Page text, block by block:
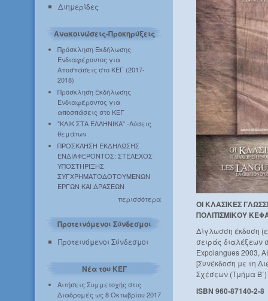
Διημερίδες
Ανακοινώσεις-Προκηρύξεις
Πρόσκληση Εκδήλωσης
Ενδιαφέροντος για
Αποσπάσεις στο ΚΕΓ (2017-
2018)
Πρόσκληση Εκδήλωσης
Ενδιαφέροντος για
αποσπάσεις στο ΚΕΓ
"ΚΛΙΚ ΣΤΑ ΕΛΛΗΝΙΚΑ" -Λύσεις
θεμάτων
ΠΡΟΣΚΛΗΣΗ ΕΚΔΗΛΩΣΗΣ
ΕΝΔΙΑΦΕΡΟΝΤΟΣ: ΣΤΕΛΕΧΟΣ
ΥΠΟΣΤΗΡΙΞΗΣ
ΣΥΓΧΡΗΜΑΤΟΔΟΤΟΥΜΕΝΩΝ
ΕΡΓΩΝ ΚΑΙ ΔΡΑΣΕΩΝ
περισσότερα
Προτεινόμενοι Σύνδεσμοι
Προτεινόμενοι Σύνδεσμοι
Νέα του ΚΕΓ
Αιτήσεις Συμμετοχής στις
Διαδρομές ως 8 Οκτωβρίου 2017
ΟΙ ΚΛΑΣΙΚΕΣ
ΠΟΛΙΤΙΣΜΙΚΟΥ
Δίγλωσση έκδοση
σειράς διαλέξεων
Expolangues 2003,
[Συνέκδοση με τη
Σχέσεων (Τμήμα
ISBN 960-87140-2-8